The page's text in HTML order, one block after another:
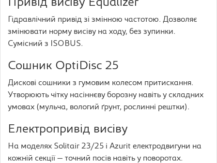
Привід висіву Equalizer
Гідравлічний привід зі змінною частотою. Дозволяє
змінювати норму висіву на ходу, без зупинки.
Сумісний з ISOBUS.
Сошник OptiDisc 25
Дискові сошники з гумовим колесом притискання.
Утворюють чітку насіннєву борозну навіть у складних
умовах (мульча, вологий ґрунт, рослинні рештки).
Електропривід висіву
На моделях Solitair 23/25 і Azurit електродвигуни на
кожній секції — точний посів навіть у поворотах.